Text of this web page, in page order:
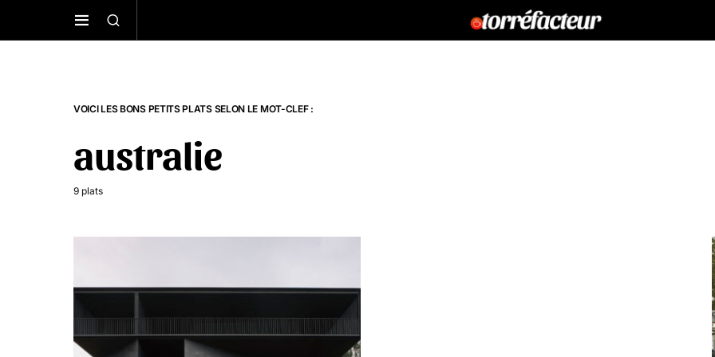
VOICI LES BONS PETITS PLATS SELON LE MOT-CLEF :
australie
9 plats